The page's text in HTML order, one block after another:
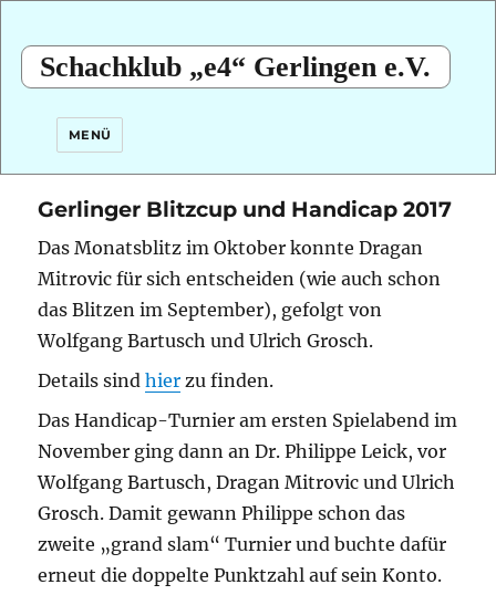
Schachklub „e4“ Gerlingen e.V.
MENÜ
Gerlinger Blitzcup und Handicap 2017
Das Monatsblitz im Oktober konnte Dragan
Mitrovic für sich entscheiden (wie auch schon
das Blitzen im September), gefolgt von
Wolfgang Bartusch und Ulrich Grosch.
Details sindhier zu finden.
Das Handicap-Turnier am ersten Spielabend im
November ging dann an Dr. Philippe Leick, vor
Wolfgang Bartusch, Dragan Mitrovic und Ulrich
Grosch. Damit gewann Philippe schon das
zweite „grand slam“ Turnier und buchte dafür
erneut die doppelte Punktzahl auf sein Konto.